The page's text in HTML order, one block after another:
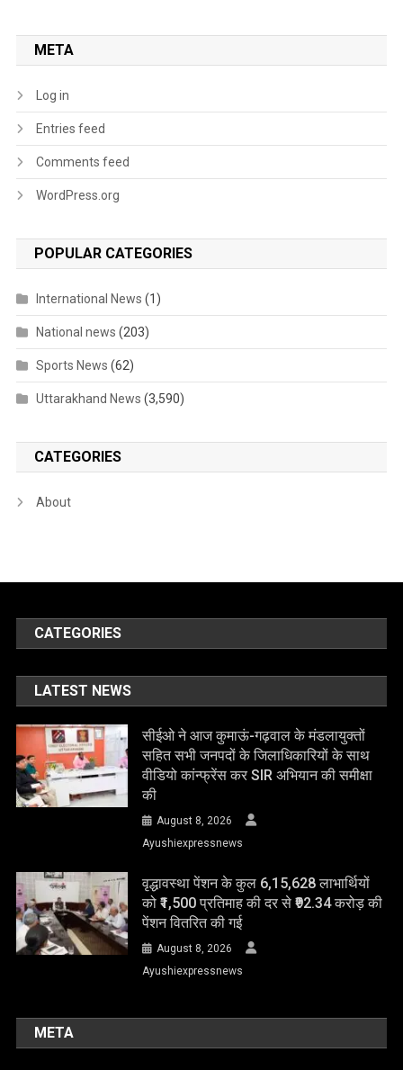
META
Log in
Entries feed
Comments feed
WordPress.org
POPULAR CATEGORIES
International News (1)
National news (203)
Sports News (62)
Uttarakhand News (3,590)
CATEGORIES
About
CATEGORIES
LATEST NEWS
सीईओ ने आज कुमाऊं-गढ़वाल के मंडलायुक्तों
सहित सभी जनपदों के जिलाधिकारियों के साथ
वीडियो कांन्फ्रेंस कर SIR अभियान की समीक्षा
की
August 8, 2026
Ayushiexpressnews
वृद्धावस्था पेंशन के कुल 6,15,628 लाभार्थियों
को ₹1,500 प्रतिमाह की दर से ₹92.34 करोड़ की
पेंशन वितरित की गई
August 8, 2026
Ayushiexpressnews
META